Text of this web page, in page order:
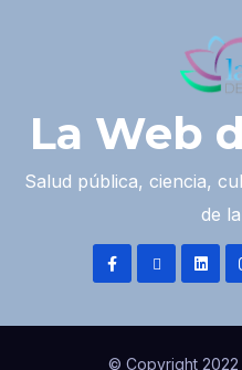
La Web
Salud pública, ciencia,
de
© Copyright 2022